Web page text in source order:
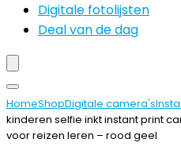
Digitale fotolijsten
Deal van de dag
HomeShopDigitale camera's
kinderen selfie inkt instant print
voor reizen leren – rood geel